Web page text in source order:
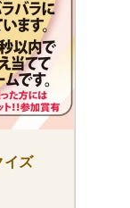
イズ